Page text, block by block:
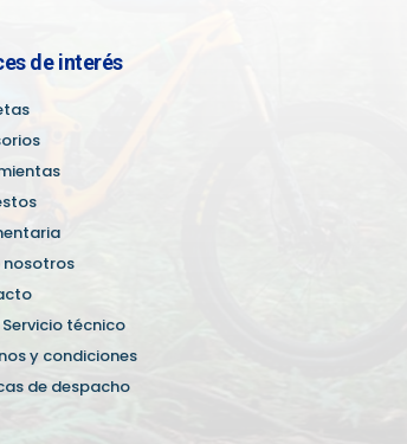
de interés
nosotros
técnico
y condiciones
de despacho